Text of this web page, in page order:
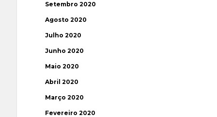
Setembro 2020
Agosto 2020
Julho 2020
Junho 2020
Maio 2020
Abril 2020
Março 2020
Fevereiro 2020